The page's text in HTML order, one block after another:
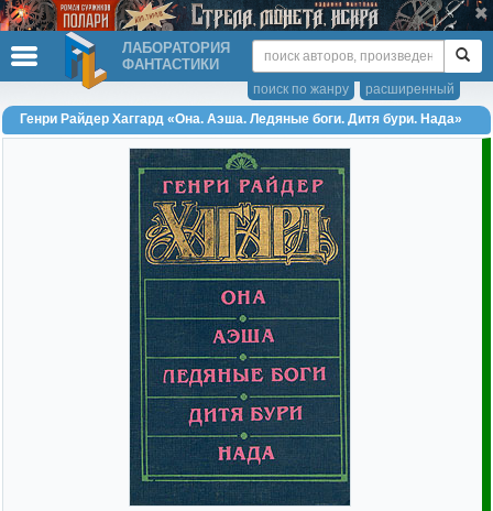
ЛАБОРАТОРИЯ
ФАНТАСТИКИ
расширенный
поиск по жанру
Генри Райдер Хаггард «Она. Аэша. Ледяные боги. Дитя бури. Нада»